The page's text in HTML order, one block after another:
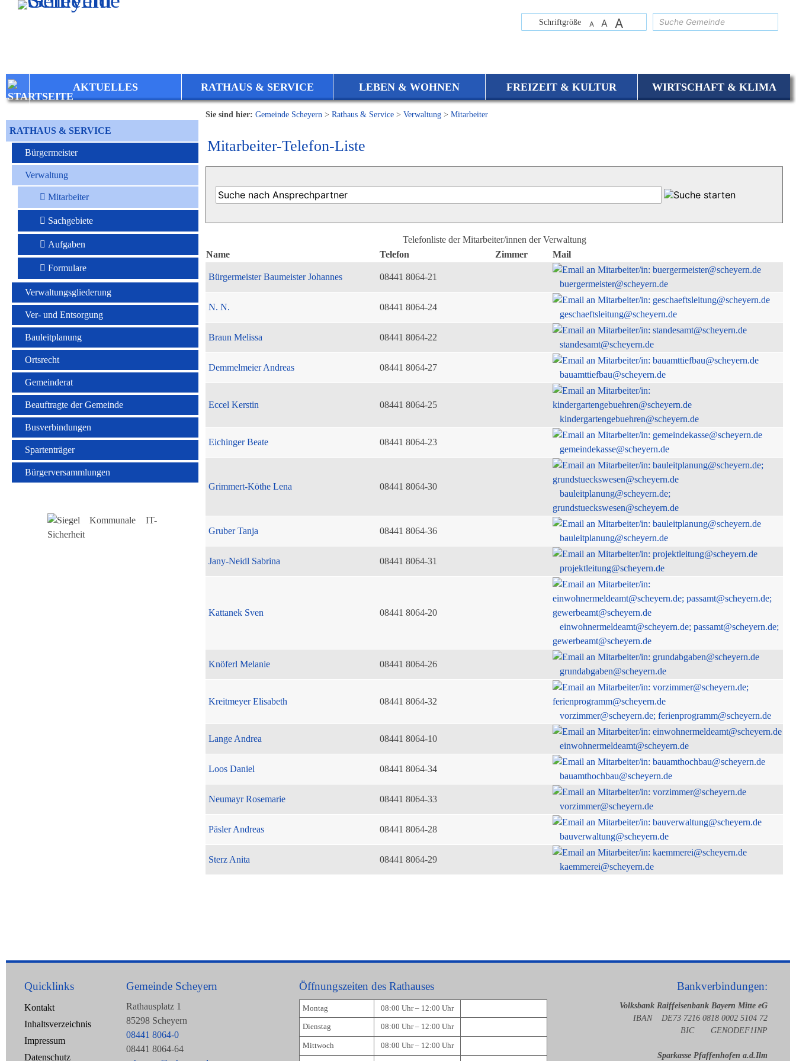
Zum Inhalt,zur Navigationoder
Schriftgröße A A A
AKTUELLES RATHAUS & SERVICE LEBEN & WOHNEN FREIZEIT & KULTUR WIRTSCHAFT & KLIMA
RATHAUS & SERVICE
Bürgermeister
Verwaltung
Mitarbeiter
Sachgebiete
Aufgaben
Formulare
Verwaltungsgliederung
Ver- und Entsorgung
Bauleitplanung
Ortsrecht
Gemeinderat
Beauftragte der Gemeinde
Busverbindungen
Spartenträger
Bürgerversammlungen
Sie sind hier: Gemeinde Scheyern > Rathaus & Service > Verwaltung > Mitarbeiter
Mitarbeiter-Telefon-Liste
Telefonliste der Mitarbeiter/innen der Verwaltung
Name
Telefon Zimmer Mail
Bürgermeister Baumeister Johannes 08441 8064-21
buergermeister@scheyern.de
N. N. 08441 8064-24
geschaeftsleitung@scheyern.de
Braun Melissa 08441 8064-22
standesamt@scheyern.de
Demmelmeier Andreas 08441 8064-27
bauamttiefbau@scheyern.de
Eccel Kerstin
08441 8064-25
kindergartengebuehren@scheyern.de
Eichinger Beate 08441 8064-23
gemeindekasse@scheyern.de
Grimmert-Köthe Lena 08441 8064-30
bauleitplanung@scheyern.de;
grundstueckswesen@scheyern.de
Gruber Tanja 08441 8064-36
bauleitplanung@scheyern.de
Jany-Neidl Sabrina 08441 8064-31
projektleitung@scheyern.de
Kattanek Sven
08441 8064-20
einwohnermeldeamt@scheyern.de; passamt@scheyern.de;
gewerbeamt@scheyern.de
Knöferl Melanie 08441 8064-26
grundabgaben@scheyern.de
Kreitmeyer Elisabeth
08441 8064-32
vorzimmer@scheyern.de; ferienprogramm@scheyern.de
Lange Andrea 08441 8064-10
einwohnermeldeamt@scheyern.de
Loos Daniel 08441 8064-34
bauamthochbau@scheyern.de
Neumayr Rosemarie 08441 8064-33
vorzimmer@scheyern.de
Päsler Andreas 08441 8064-28
bauverwaltung@scheyern.de
Sterz Anita 08441 8064-29
kaemmerei@scheyern.de
Quicklinks
Kontakt
Inhaltsverzeichnis
Impressum
Datenschutz
Gemeinde Scheyern
Rathausplatz 1
85298 Scheyern
08441 8064-0
08441 8064-64
Öffnungszeiten des Rathauses
Montag 08:00 Uhr – 12:00 Uhr
Dienstag 08:00 Uhr – 12:00 Uhr
Mittwoch 08:00 Uhr – 12:00 Uhr
Bankverbindungen:
Volksbank Raiffeisenbank Bayern Mitte eG
IBAN DE73 7216 0818 0002 5104 72
BIC GENODEF1INP
Sparkasse Pfaffenhofen a.d.Ilm